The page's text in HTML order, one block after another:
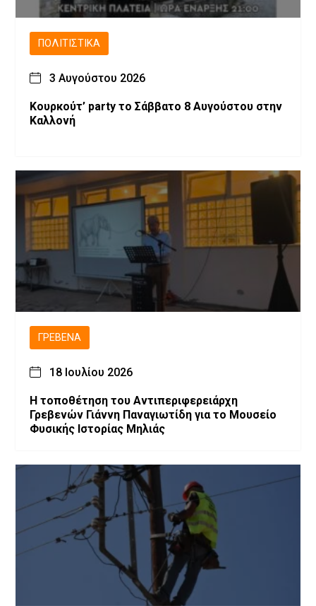
ΠΟΛΙΤΙΣΤΙΚΆ
3 Αυγούστου 2026
Κουρκούτ’ party το Σάββατο 8 Αυγούστου στην
Καλλονή
ΓΡΕΒΕΝΆ
18 Ιουλίου 2026
Η τοποθέτηση του Αντιπεριφερειάρχη
Γρεβενών Γιάννη Παναγιωτίδη για το Μουσείο
Φυσικής Ιστορίας Μηλιάς